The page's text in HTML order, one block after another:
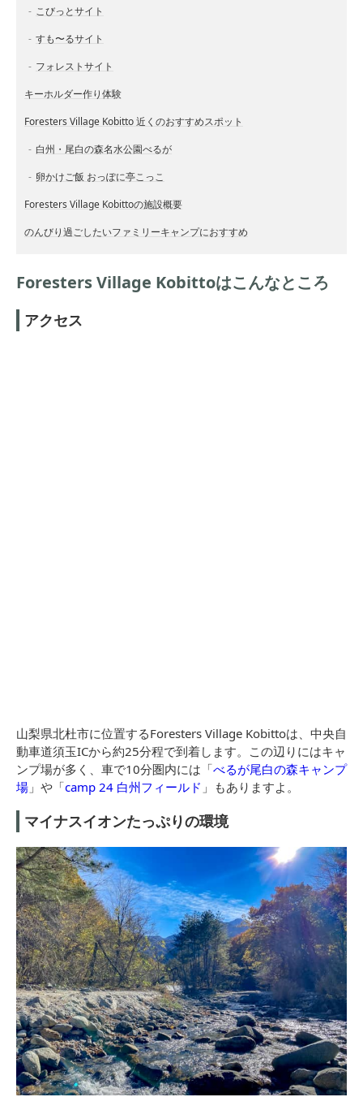
こびっとサイト
すも〜るサイト
フォレストサイト
キーホルダー作り体験
Foresters Village Kobitto 近くのおすすめスポット
白州・尾白の森名水公園べるが
卵かけご飯 おっぽに亭こっこ
Foresters Village Kobittoの施設概要
のんびり過ごしたいファミリーキャンプにおすすめ
Foresters Village Kobittoはこんなところ
アクセス
山梨県北杜市に位置するForesters Village Kobittoは、中央自
動車道須玉ICから約25分程で到着します。この辺りにはキャ
ンプ場が多く、車で10分圏内には「べるが尾白の森キャンプ
場 」や「camp 24 白州フィールド 」もありますよ。
マイナスイオンたっぷりの環境